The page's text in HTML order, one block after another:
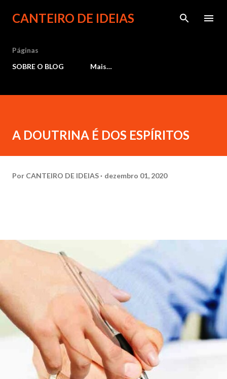
Pular para o conteúdo principal
CANTEIRO DE IDEIAS
Páginas
SOBRE O BLOG
Mais…
A DOUTRINA É DOS ESPÍRITOS
Por CANTEIRO DE IDEIAS dezembro 01, 2020